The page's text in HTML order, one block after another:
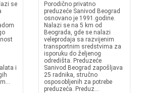
se
i
Porodično privatno
preduzeće Sanivod Beograd
osnovano je 1991.godine.
Nalazi se na 5 km od
Beograda, gde se nalazi
veleprodaja sa razvijenim
transportnim sredstvima za
isporuku do željenog
odredišta. Preduzeće
Sanivod Beograd zapošljava
25 radnika, stručno
osposobljenih za potrebe
preduzeća. Preduz...